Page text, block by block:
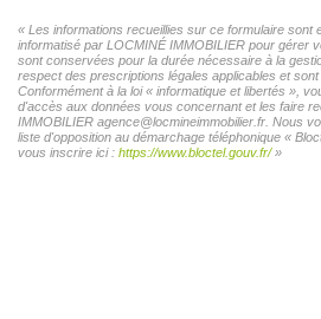
« Les informations recueillies sur ce formulaire sont
informatisé par LOCMINÉ IMMOBILIER pour gérer
sont conservées pour la durée nécessaire à la
respect des prescriptions légales applicables et
Conformément à la loi « informatique et libertés »,
d'accès aux données vous concernant et les faire
IMMOBILIER agence@locmineimmobilier.fr. Nous
liste d'opposition au démarchage téléphonique «
vous inscrire ici : https://www.bloctel.gouv.fr/»